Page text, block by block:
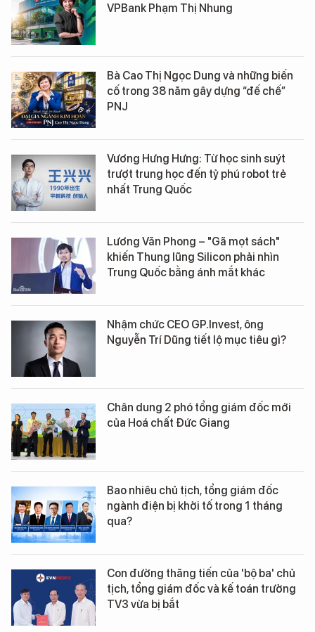
VPBank Phạm Thị Nhung
Bà Cao Thị Ngọc Dung và những biến
cố trong 38 năm gây dựng “đế chế”
PNJ
Vương Hưng Hưng: Từ học sinh suýt
trượt trung học đến tỷ phú robot trẻ
nhất Trung Quốc
Lương Văn Phong – "Gã mọt sách"
khiến Thung lũng Silicon phải nhìn
Trung Quốc bằng ánh mắt khác
Nhậm chức CEO GP.Invest, ông
Nguyễn Trí Dũng tiết lộ mục tiêu gì?
Chân dung 2 phó tổng giám đốc mới
của Hoá chất Đức Giang
Bao nhiêu chủ tịch, tổng giám đốc
ngành điện bị khởi tố trong 1 tháng
qua?
Con đường thăng tiến của 'bộ ba' chủ
tịch, tổng giám đốc và kế toán trưởng
TV3 vừa bị bắt